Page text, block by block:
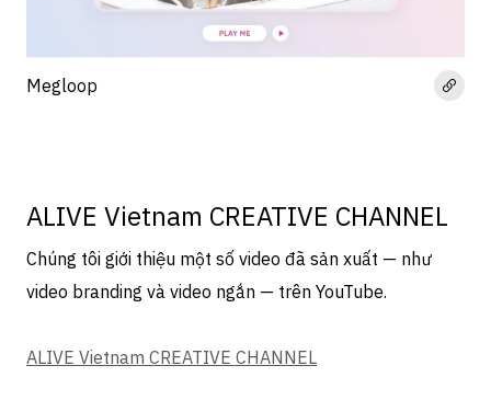
Megloop
ALIVE Vietnam CREATIVE CHANNEL
Chúng tôi giới thiệu một số video đã sản xuất — như
video branding và video ngắn — trên YouTube.
ALIVE Vietnam CREATIVE CHANNEL